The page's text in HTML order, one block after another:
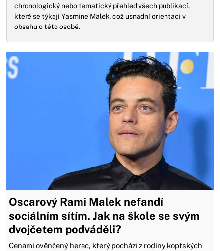
chronologický nebo tematický přehled všech publikací,
které se týkají Yasmine Malek, což usnadní orientaci v
obsahu o této osobě.
Oscarový Rami Malek nefandí
sociálním sítím. Jak na škole se svým
dvojčetem podváděli?
Cenami ověnčený herec, který pochází z rodiny koptských